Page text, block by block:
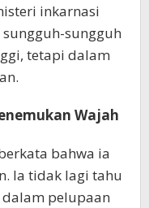
inkarnasi
sungguh
tetapi dalam
Wajah
bahwa ia
Ia tidak lagi tahu
pelupaan